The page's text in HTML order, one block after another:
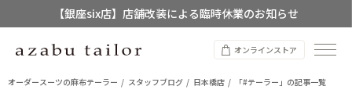
【銀座six店】店舗改装による臨時休業のお知らせ
【店舗限定】レディースオーダースーツ
オンラインストア
オーダースーツの麻布テーラー スタッフブログ 日本橋店 「#テーラー」の記事一覧